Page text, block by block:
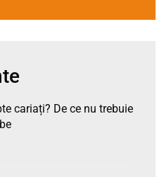
cariați? De ce nu trebuie